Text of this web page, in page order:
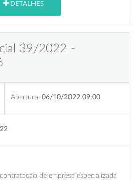
DETALHES
39/2022 -
Abertura: 06/10/2022 09:00
de empresa especializada